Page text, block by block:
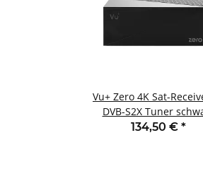
Vu+ Zero 4K Sat-
DVB-S2X Tuner
134,50 € *